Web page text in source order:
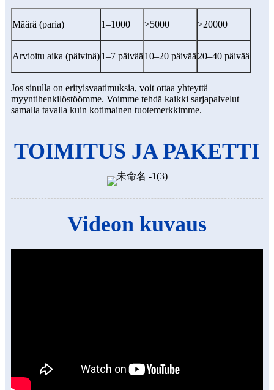
Määrä (paria) 1–1000 >5000 >20000
Arvioitu aika (päivinä)1–7 päivää 10–20 päivää 20–40 päivää
Jos sinulla on erityisvaatimuksia, voit ottaa yhteyttä
myyntihenkilöstöömme. Voimme tehdä kaikki sarjapalvelut
samalla tavalla kuin kotimainen tuotemerkkimme.
TOIMITUS JA PAKETTI
Videon kuvaus